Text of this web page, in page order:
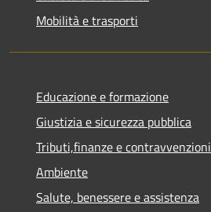
Mobilità e trasporti
Educazione e formazione
Giustizia e sicurezza pubblica
Tributi,finanze e contravvenzioni
Ambiente
Salute, benessere e assistenza